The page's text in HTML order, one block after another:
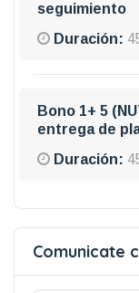
seguimiento
Duración:
Bono 1+ 5
entrega de
Duración:
Comunicate